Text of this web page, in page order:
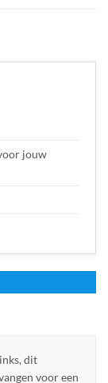
jouw
dit
voor een